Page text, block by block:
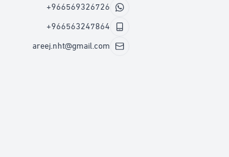
+966569326726
+966563247864
areej.nht@gmail.com